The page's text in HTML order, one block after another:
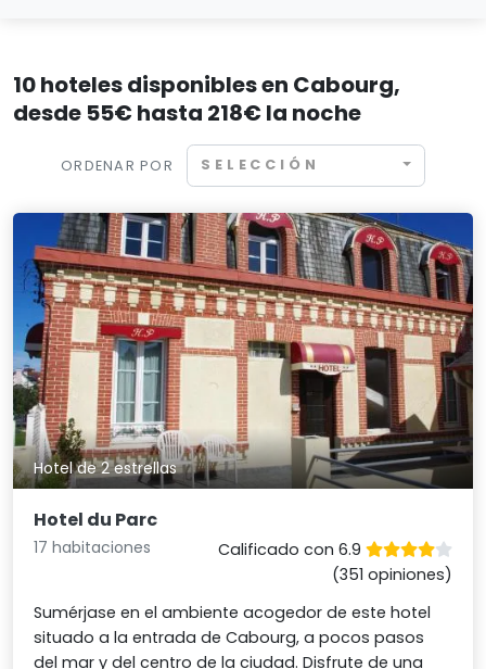
10 hoteles disponibles en Cabourg,
desde 55€ hasta 218€ la noche
ORDENAR POR SELECCIÓN
Hotel de 2 estrellas
Hotel du Parc
17 habitaciones
Calificado con 6.9
(351 opiniones)
Sumérjase en el ambiente acogedor de este hotel
situado a la entrada de Cabourg, a pocos pasos
del mar y del centro de la ciudad. Disfrute de una